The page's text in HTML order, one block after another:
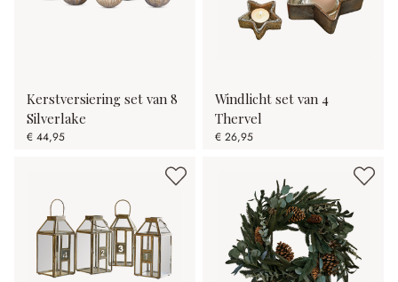
Kerstversiering set van 8
Silverlake
€ 44,95
Windlicht set van 4
Thervel
€ 26,95